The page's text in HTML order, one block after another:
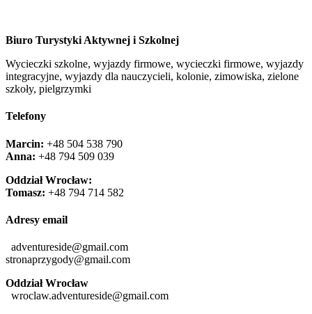
Biuro Turystyki Aktywnej i Szkolnej
Wycieczki szkolne, wyjazdy firmowe, wycieczki firmowe, wyjazdy
integracyjne, wyjazdy dla nauczycieli, kolonie, zimowiska, zielone
szkoły, pielgrzymki
Telefony
Marcin: +48 504 538 790
Anna: +48 ‭794 509 039‬
Oddział Wrocław:
Tomasz: +48 794 714 582
Adresy email
adventureside@gmail.com
stronaprzygody@gmail.com
Oddział Wrocław
wroclaw.adventureside@gmail.com